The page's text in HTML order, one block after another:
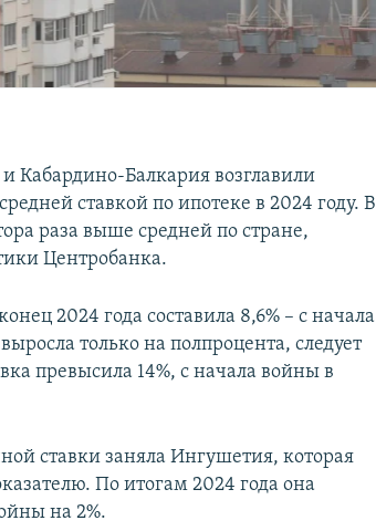
Кабардино-Балкария возглавили
ставкой по ипотеке в 2024 году. В
раза выше средней по стране,
Центробанка.
2024 года составила 8,6% – с начала
только на полпроцента, следует
превысила 14%, с начала войны в
ставки заняла Ингушетия, которая
По итогам 2024 года она
на 2%.